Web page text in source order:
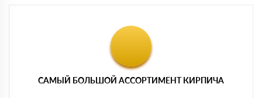
САМЫЙ БОЛЬШОЙ АССОРТИМЕНТ КИРПИЧА